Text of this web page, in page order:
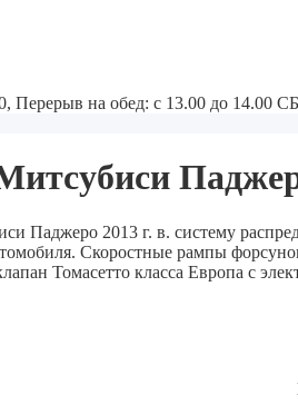
Перерыв на обед: с 13.00 до 14.00
Паджеро 2013 г. в. систему
Скоростные рампы
Томасетто класса Европа с